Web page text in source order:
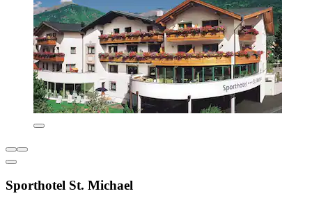
Sporthotel St. Michael